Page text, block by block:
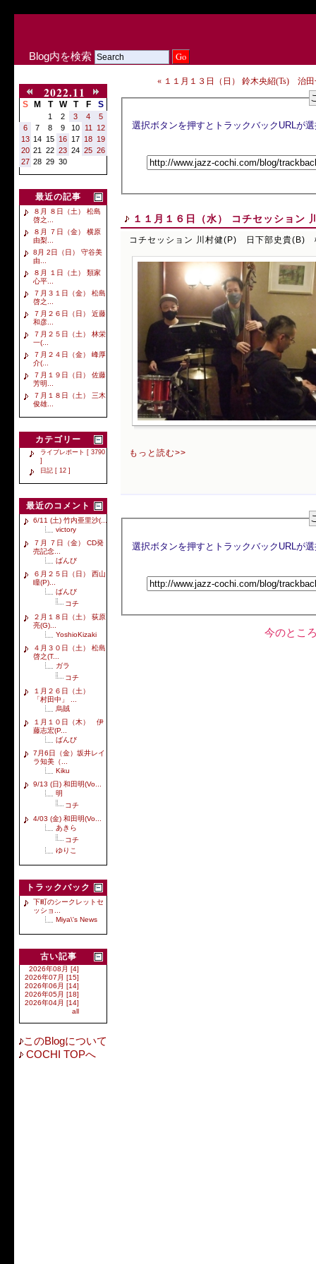
Blog内を検索
2022.11
S M T W T F S
1 2 3 4
5
6
7 8 9 10 11
12
13 14 15 16 17 18 19
20 21 22 23 24 25 26
27 28 29 30
最近の記事
８月 ８日（土） 松島
啓之...
８月 ７日（金） 横原
由梨...
8月 2日（日） 守谷美
由...
８月 １日（土） 類家
心平...
７月３１日（金） 松島
啓之...
７月２６日（日） 近藤
和彦...
７月２５日（土） 林栄
一(...
７月２４日（金） 峰厚
介(...
７月１９日（日） 佐藤
芳明...
７月１８日（土） 三木
俊雄...
カテゴリー
ライブレポート [ 3790
]
日記 [ 12 ]
最近のコメント
6/11 (土) 竹内亜里沙(...
victory
７月 ７日（金） CD発
売記念...
ばんび
６月２５日（日） 西山
瞳(P)...
ばんび
コチ
２月１８日（土） 荻原
亮(G)...
YoshioKizaki
４月３０日（土） 松島
啓之(T...
ガラ
コチ
１月２６日（土）
「村田中」 ...
烏賊
１月１０日（木） 伊
藤志宏(P...
ばんび
7月6日（金）坂井レイ
ラ知美（...
Kiku
9/13 (日) 和田明(Vo...
明
コチ
4/03 (金) 和田明(Vo...
あきら
コチ
ゆりこ
トラックバック
下町のシークレットセ
ッショ...
Miya\'s News
古い記事
2026年08月 [4]
2026年07月 [15]
2026年06月 [14]
2026年05月 [18]
2026年04月 [14]
all
このBlogについて
COCHI TOPへ
« １１月１３日（日） 鈴木央紹(Ts) 治
１１月１６日（水） コチセッショ
コチセッション 川村健(P) 日下部史貴(B)
もっと読む>>
今のとこ